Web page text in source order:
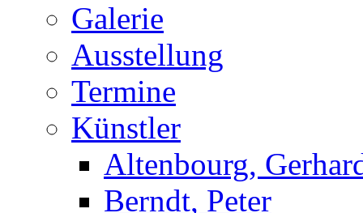
Galerie
Ausstellung
Termine
Künstler
Altenbourg,
Berndt, Peter